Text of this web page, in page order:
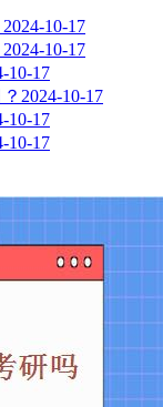
2024-10-17
2024-10-17
10-17
2024-10-17
10-17
10-17